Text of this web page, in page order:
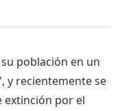
población en un
y recientemente se
extinción por el